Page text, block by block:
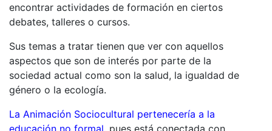
encontrar actividades de formación en ciertos
debates, talleres o cursos.
Sus temas a tratar tienen que ver con aquellos
aspectos que son de interés por parte de la
sociedad actual como son la salud, la igualdad de
género o la ecología.
La Animación Sociocultural pertenecería a la
educación no formal, pues está conectada con